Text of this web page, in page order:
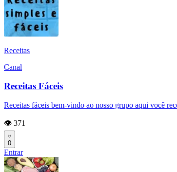
Receitas
Canal
Receitas Fáceis
Receitas fáceis bem-vindo ao nosso grupo aqui você
👁️ 371
0
Entrar